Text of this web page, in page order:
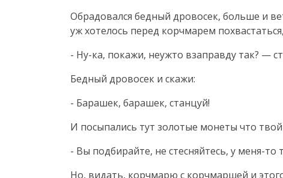
Обрадовался бедный дровосек, больше и
уж хотелось перед корчмарем
- Ну-ка, покажи, неужто взаправду так? —
Бедный дровосек и скажи:
- Барашек, барашек, станцуй!
И посыпались тут золотые монеты что
- Вы подбирайте, не стесняйтесь, у меня-то
Но, видать, корчмарю с корчмаршей и